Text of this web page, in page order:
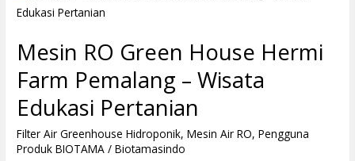
Mesin RO Green House Hermi
Farm Pemalang – Wisata
Edukasi Pertanian
Filter Air Greenhouse Hidroponik,Mesin Air RO,Pengguna
Produk BIOTAMA /Biotamasindo
RO
House
Hermi
Farm
Pemalang
–
Wisata